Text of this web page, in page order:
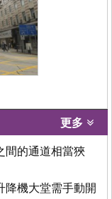
更多
間的通道相當狹
降機大堂需手動開